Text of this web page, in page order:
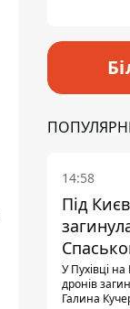
14:58
Під
У Пухівці
дронів
Галина